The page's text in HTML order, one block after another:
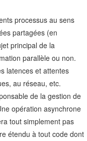
processus au sens
partagées (en
principal de la
parallèle ou non.
latences et attentes
au réseau, etc.
de la gestion de
opération asynchrone
tout simplement pas
étendu à tout code dont